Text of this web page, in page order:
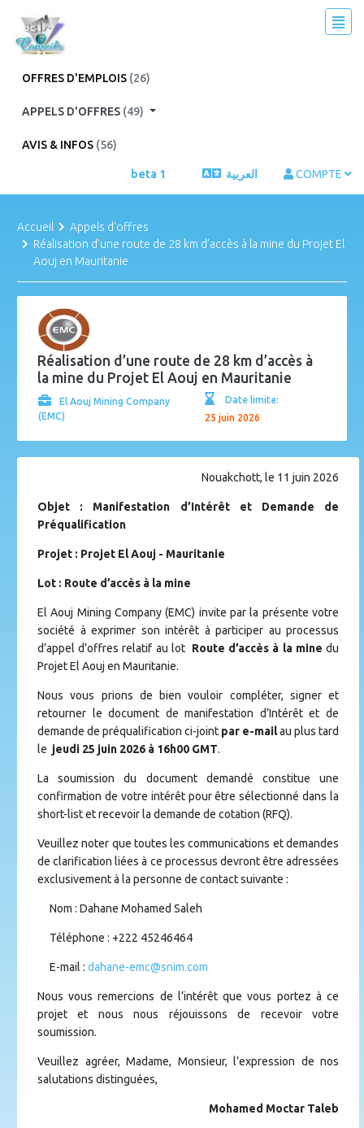
OFFRES D'EMPLOIS (26)
APPELS D'OFFRES (49)
AVIS & INFOS (56)
beta 1 العربية COMPTE
Accueil
Appels d'offres
Réalisation d’une route de 28 km d’accès à la mine du Projet El
Aouj en Mauritanie
Réalisation d’une route de 28 km d’accès à
la mine du Projet El Aouj en Mauritanie
El Aouj Mining Company
(EMC)
Date limite:
25 juin 2026
Nouakchott, le 11 juin 2026
Objet : Manifestation d’Intérêt et Demande de
Préqualification
Projet : Projet El Aouj - Mauritanie
Lot : Route d’accès à la mine
El Aouj Mining Company (EMC) invite par la présente votre
société à exprimer son intérêt à participer au processus
d’appel d’offres relatif au lot Route d’accès à la minedu
Projet El Aouj en Mauritanie.
Nous vous prions de bien vouloir compléter, signer et
retourner le document de manifestation d’Intérêt et de
demande de préqualification ci-joint par e-mailau plus tard
le jeudi 25 juin 2026 à 16h00 GMT.
La soumission du document demandé constitue une
confirmation de votre intérêt pour être sélectionné dans la
short-list et recevoir la demande de cotation (RFQ).
Veuillez noter que toutes les communications et demandes
de clarification liées à ce processus devront être adressées
exclusivement à la personne de contact suivante :
Nom : Dahane Mohamed Saleh
Téléphone : +222 45246464
E-mail : dahane-emc@snim.com
Nous vous remercions de l’intérêt que vous portez à ce
projet et nous nous réjouissons de recevoir votre
soumission.
Veuillez agréer, Madame, Monsieur, l’expression de nos
salutations distinguées,
Mohamed Moctar Taleb